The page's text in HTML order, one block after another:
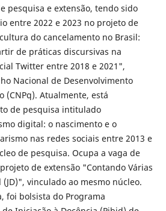
pesquisa e extensão, tendo sido
entre 2022 e 2023 no projeto de
do cancelamento no Brasil:
de práticas discursivas na
Twitter entre 2018 e 2021",
Nacional de Desenvolvimento
(CNPq). Atualmente, está
de pesquisa intitulado
digital: o nascimento e o
nas redes sociais entre 2013 e
de pesquisa. Ocupa a vaga de
de extensão "Contando Várias
vinculado ao mesmo núcleo.
foi bolsista do Programa